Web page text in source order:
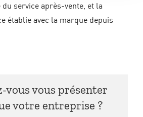
service après-vente, et la
établie avec la marque depuis
vous vous présenter
votre entreprise ?